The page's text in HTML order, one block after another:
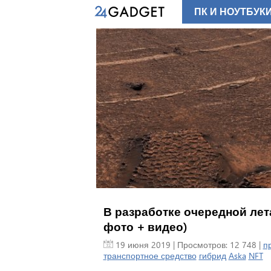
В разработке очередной
фото + видео)
19 июня 2019 | Просмотров: 12 748 |
транспортное средство гибрид Aska NFT
ПК И НОУТБУКИ